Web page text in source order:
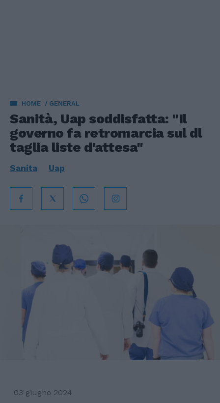
HOME GENERAL
Sanità, Uap soddisfatta: "Il
governo fa retromarcia sul dl
taglia liste d'attesa"
Sanita Uap
03 giugno 2024